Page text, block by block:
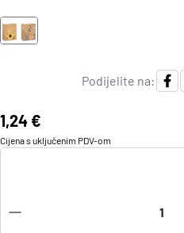
Podijelite na:
Cijena:
1,24 €
Cijena s uključenim PDV-om